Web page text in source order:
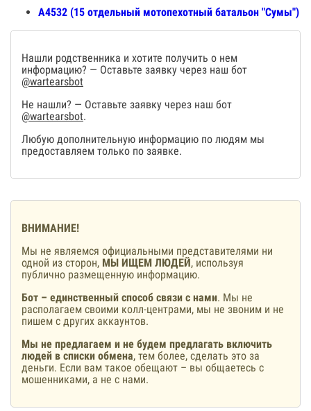
А4532 (15 отдельный мотопехотный батальон "Сумы")
Нашли родственника и хотите получить о нем
информацию? — Оставьте заявку через наш бот
@wartearsbot
Не нашли? — Оставьте заявку через наш бот
@wartearsbot.
Любую дополнительную информацию по людям мы
предоставляем только по заявке.
ВНИМАНИЕ!
Мы не являемся официальными представителями ни
одной из сторон, МЫ ИЩЕМ ЛЮДЕЙ, используя
публично размещенную информацию.
Бот – единственный способ связи с нами. Мы не
располагаем своими колл-центрами, мы не звоним и не
пишем с других аккаунтов.
Мы не предлагаем и не будем предлагать включить
людей в списки обмена, тем более, сделать это за
деньги. Если вам такое обещают – вы общаетесь с
мошенниками, а не с нами.